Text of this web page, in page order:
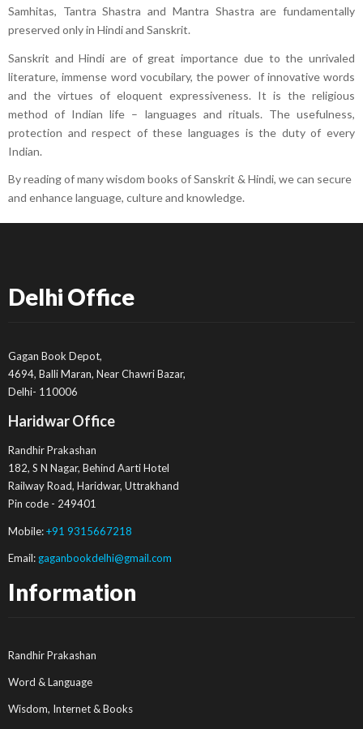
Samhitas, Tantra Shastra and Mantra Shastra are fundamentally
preserved only in Hindi and Sanskrit.
Sanskrit and Hindi are of great importance due to the unrivaled
literature, immense word vocubilary, the power of innovative words
and the virtues of eloquent expressiveness. It is the religious
method of Indian life – languages ​​and rituals. The usefulness,
protection and respect of these languages ​​is the duty of every
Indian.
By reading of many wisdom books of Sanskrit & Hindi, we can secure
and enhance language, culture and knowledge.
Delhi Office
Gagan Book Depot,
4694, Balli Maran, Near Chawri Bazar,
Delhi- 110006
Haridwar Office
Randhir Prakashan
182, S N Nagar, Behind Aarti Hotel
Railway Road, Haridwar, Uttrakhand
Pin code - 249401
Mobile:+91 9315667218
Email: gaganbookdelhi@gmail.com
Information
Randhir Prakashan
Word & Language
Wisdom, Internet & Books